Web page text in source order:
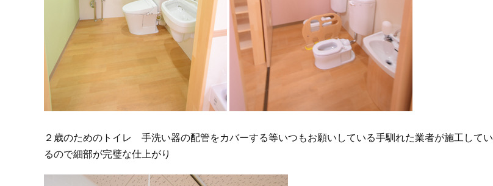
２歳のためのトイレ 手洗い器の配管をカバーする等いつもお願いしている手馴れた業者が施工してい
るので細部が完璧な仕上がり